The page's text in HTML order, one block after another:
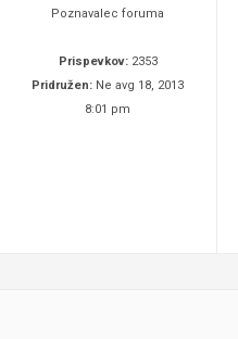
Poznavalec foruma
Prispevkov:2353
Pridružen: Ne avg 18, 2013
8:01 pm